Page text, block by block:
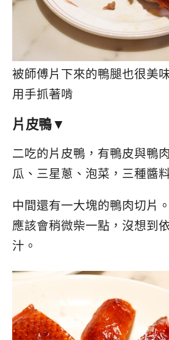
被師傅片下來的鴨腿也很美
用手抓著啃
片皮鴨▼
二吃的片皮鴨，有鴨皮與鴨
瓜、三星蔥、泡菜，三種醬
中間還有一大塊的鴨肉切片
應該會稍微柴一點，沒想到
汁。